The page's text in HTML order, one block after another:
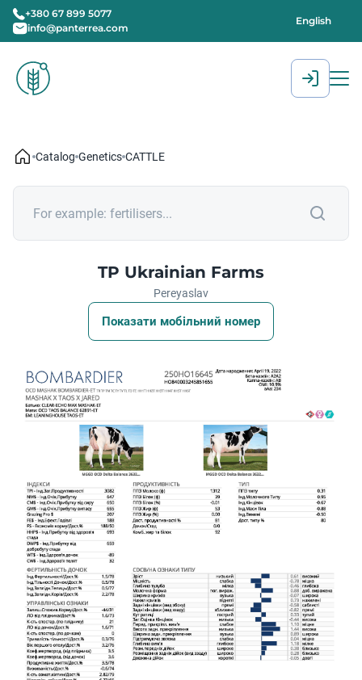
+380 67 899 5077
info@panterrea.com
English
Catalog Genetics CATTLE
TP Ukrainian Farms
Pereyaslav
Показати мобільний номер